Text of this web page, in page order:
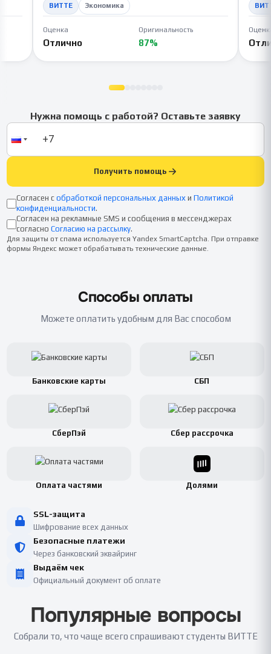
ВИТТЕ Экономика
Оценка
Отлично
Оригинальность
87%
Нужна помощь с работой? Оставьте заявку
Получить помощь
Согласен с обработкой персональных данных и Политикой
конфиденциальности.
Согласен на рекламные SMS и сообщения в мессенджерах
согласно Согласию на рассылку.
Для защиты от спама используется Yandex SmartCaptcha. При отправке
формы Яндекс может обрабатывать технические данные.
Способы оплаты
Можете оплатить удобным для Вас способом
Банковские карты СБП
СберПэй Сбер рассрочка
Оплата частями Долями
SSL-защита
Шифрование всех данных
Безопасные платежи
Через банковский эквайринг
Выдаём чек
Официальный документ об оплате
Популярные вопросы
Собрали то, что чаще всего спрашивают студенты ВИТТЕ